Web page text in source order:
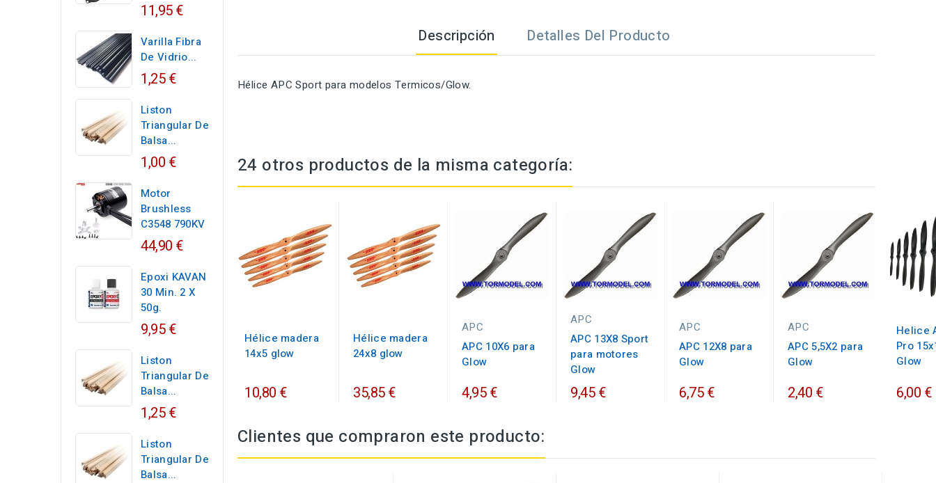
11,95 €
Varilla Fibra
De Vidrio...
1,25 €
Liston
Triangular De
Balsa...
1,00 €
Motor
Brushless
C3548 790KV
44,90 €
Epoxi KAVAN
30 Min. 2 X
50g.
9,95 €
Liston
Triangular De
Balsa...
1,25 €
Liston
Triangular De
Balsa...
Descripción Detalles Del Producto
Hélice APC Sport para modelos Termicos/Glow.
24 otros productos de la misma categoría:
Hélice madera
14x5 glow
10,80 €
Hélice madera
24x8 glow
35,85 €
APC
APC 10X6 para
Glow
4,95 €
APC
APC 13X8 Sport
para motores
Glow
9,45 €
APC
APC 12X8 para
Glow
6,75 €
APC
APC 5,5X2 para
Glow
2,40 €
Helice
Pro
Glow
6,00 €
Clientes que compraron este producto: